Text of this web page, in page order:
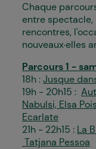
Chaque
entre
rencontres,
nouveaux·elles
Parcours 1 -
18h :Jusque
19h - 20h15 :
Nabulsi, Elsa
Ecarlate
21h - 22h15 : La
Tatjana Pessoa